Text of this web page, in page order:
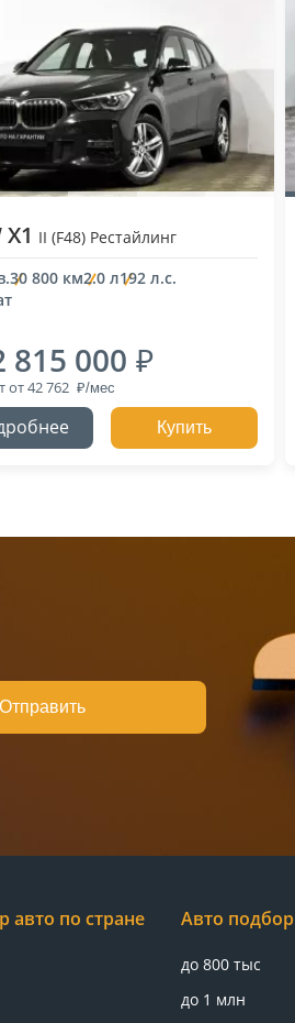
II (F48) Рестайлинг
30 800 км2.0 л192 л.с.
815 000
от 42 762
Купить
Отправить
авто по стране Авто подбор
до 800 тыс
до 1 млн